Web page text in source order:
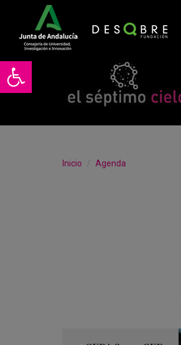
Abrir barra de herramientas
Inicio Agenda